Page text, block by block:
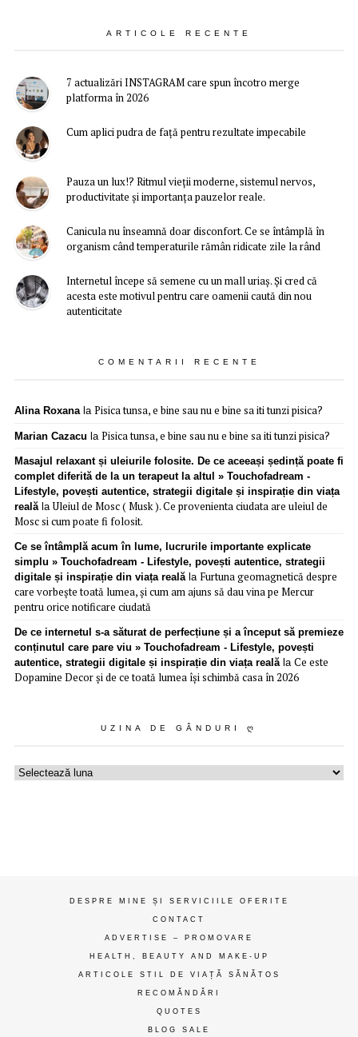
ARTICOLE RECENTE
7 actualizări INSTAGRAM care spun încotro merge
platforma în 2026
Cum aplici pudra de față pentru rezultate impecabile
Pauza un lux!? Ritmul vieții moderne, sistemul nervos,
productivitate și importanța pauzelor reale.
Canicula nu înseamnă doar disconfort. Ce se întâmplă în
organism când temperaturile rămân ridicate zile la rând
Internetul începe să semene cu un mall uriaș. Și cred că
acesta este motivul pentru care oamenii caută din nou
autenticitate
COMENTARII RECENTE
Alina Roxanala Pisica tunsa, e bine sau nu e bine sa iti tunzi pisica?
Marian Cazacu la Pisica tunsa, e bine sau nu e bine sa iti tunzi pisica?
Masajul relaxant și uleiurile folosite. De ce aceeași ședință poate fi
complet diferită de la un terapeut la altul » Touchofadream -
Lifestyle, povești autentice, strategii digitale și inspirație din viața
realălaUleiul de Mosc ( Musk ). Ce provenienta ciudata are uleiul de
Mosc si cum poate fi folosit.
Ce se întâmplă acum în lume, lucrurile importante explicate
simplu » Touchofadream - Lifestyle, povești autentice, strategii
digitale și inspirație din viața realăla Furtuna geomagnetică despre
care vorbește toată lumea, și cum am ajuns să dau vina pe Mercur
pentru orice notificare ciudată
De ce internetul s-a săturat de perfecțiune și a început să premieze
conținutul care pare viu » Touchofadream - Lifestyle, povești
autentice, strategii digitale și inspirație din viața realăla Ce este
Dopamine Decor și de ce toată lumea își schimbă casa în 2026
UZINA DE GÂNDURI Ღ
Uzina
DESPRE MINE ȘI SERVICIILE OFERITE
CONTACT
ADVERTISE – PROMOVARE
HEALTH, BEAUTY AND MAKE-UP
ARTICOLE STIL DE VIAȚĂ SĂNĂTOS
RECOMĂNDĂRI
QUOTES
BLOG SALE